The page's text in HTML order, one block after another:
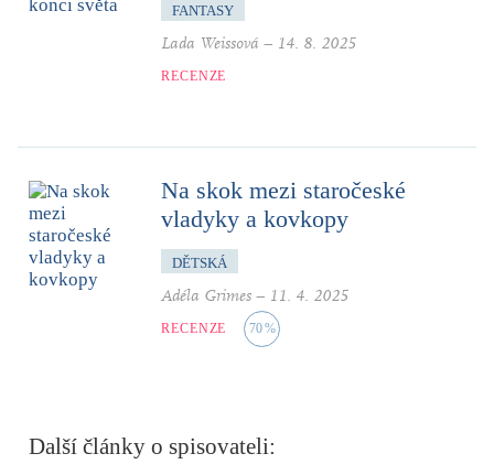
FANTASY
Lada Weissová – 14. 8. 2025
RECENZE
Na skok mezi staročeské
vladyky a kovkopy
DĚTSKÁ
Adéla Grimes – 11. 4. 2025
RECENZE 70%
Další články o spisovateli: